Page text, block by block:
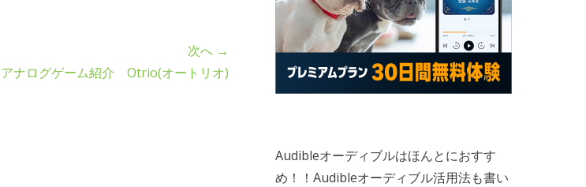
次へ →
アナログゲーム紹介 Otrio(オートリオ)
Audibleオーディブルはほんとにおすす
め！！Audibleオーディブル活用法も書い